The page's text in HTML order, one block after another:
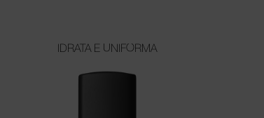
IDRATA E UNIFORMA